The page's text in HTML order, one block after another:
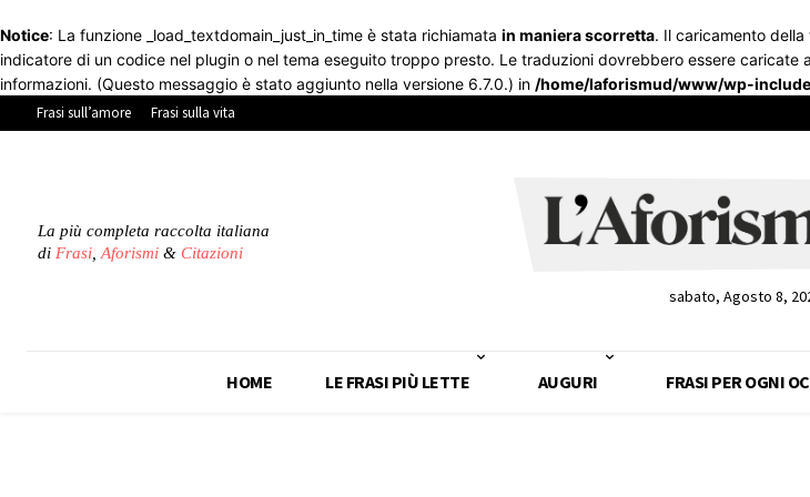
Notice: La funzione _load_textdomain_just_in_time è stata richiamata in maniera scorretta. Il caricamento
indicatore di un codice nel plugin o nel tema eseguito troppo presto. Le traduzioni dovrebbero essere caricate
informazioni. (Questo messaggio è stato aggiunto nella versione 6.7.0.) in /home/laforismud/www/wp-
Frasi sull’amore
Frasi sulla vita
La più completa raccolta italiana
di Frasi Aforismi & Citazioni
sabato, Agosto 8,
HOME LE FRASI PIÙ LETTE AUGURI FRASI PER OGNI